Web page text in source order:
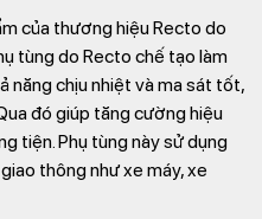
của thương hiệu Recto do
tùng do Recto chế tạo làm
năng chịu nhiệt và ma sát tốt,
đó giúp tăng cường hiệu
tiện. Phụ tùng này sử dụng
thông như xe máy, xe